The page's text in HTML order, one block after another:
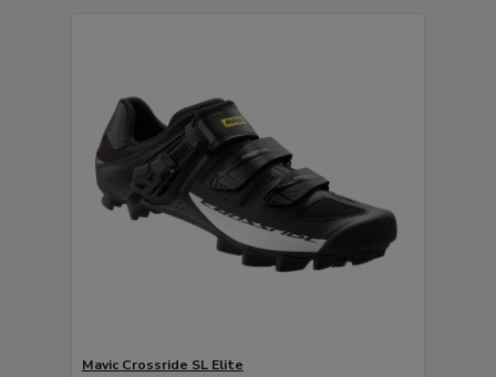
Mavic Crossride SL Elite